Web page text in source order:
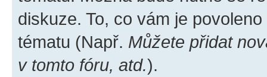
diskuze. To, co vám je
tématu (Např. Můžete přidat
v tomto fóru, atd.).